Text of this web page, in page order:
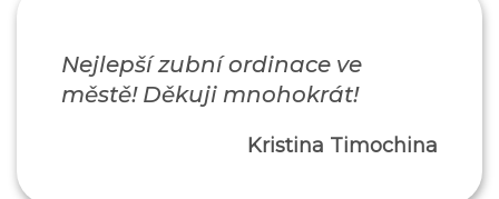
Nejlepší zubní ordinace ve
městě! Děkuji mnohokrát!
Kristina Timochina